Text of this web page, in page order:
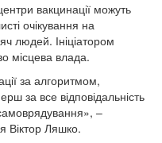
вакцинації можуть
очікування на
людей. Ініціатором
місцева влада.
за алгоритмом,
за все відповідальність
самоврядування», –
Віктор Ляшко.